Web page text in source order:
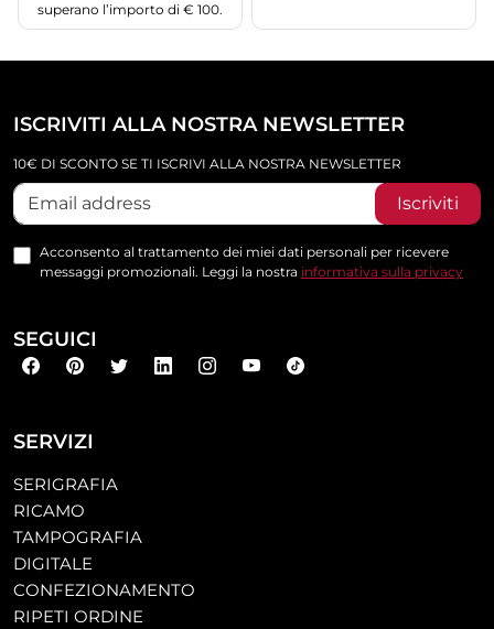
superano l’importo di € 100.
SERVIZI
SERIGRAFIA
RICAMO
TAMPOGRAFIA
DIGITALE
CONFEZIONAMENTO
RIPETI ORDINE
ISCRIVITI ALLA NOSTRA NEWSLETTER
10€ DI SCONTO SE TI ISCRIVI ALLA NOSTRA NEWSLETTER
Iscriviti
Acconsento al trattamento dei miei dati personali per ricevere
messaggi promozionali. Leggi la nostra informativa sulla privacy
SEGUICI